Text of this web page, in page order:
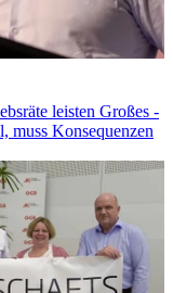
leisten Großes -
muss Konsequenzen